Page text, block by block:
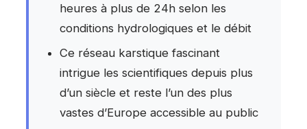
heures à plus de 24h selon les
conditions hydrologiques et le débit
Ce réseau karstique fascinant
intrigue les scientifiques depuis plus
d’un siècle et reste l’un des plus
vastes d’Europe accessible au public